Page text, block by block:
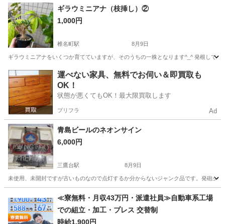
東京 豊島区 椎名町駅 その他 アガベ
ギラウミニアナ（枝挿し）②
1,000円
椎名町駅 8月9日
ギラウミニアナをいくつか育てていますが、そのうちの一株となります^_^ 発根して
東京 豊島区 椎名町駅 その他
運べない家具、無料でお伺い＆即買取も
OK！
状態が悪くてもOK！最大限買取します
プリフラ Ad
青島ビールのネオンサイン
6,000円
三鷹台駅 8月9日
未使用、未開封ですが古いものなので点灯するか分からないジャンク品です。発砲シ
三鷹台駅 その他 ネオンサイン
≪寮無料・月収43万円・派遣社員≫自動車系工場
での組立・加工・プレス 交替制
時給1,900円